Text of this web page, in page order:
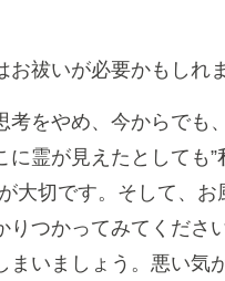
祓いが必要かもしれ
をやめ、今からでも
霊が見えたとしても
大切です。そして、お
りつかってみてくださ
いましょう。悪い気